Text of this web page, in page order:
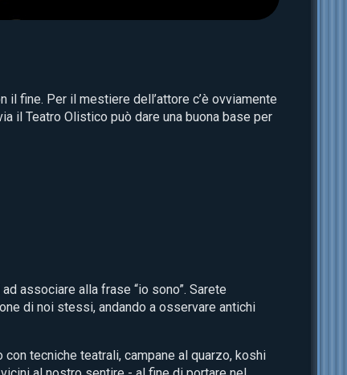
il fine. Per il mestiere dell’attore c’è ovviamente
il Teatro Olistico può dare una buona base per
associare alla frase “io sono”. Sarete
di noi stessi, andando a osservare antichi
tecniche teatrali, campane al quarzo, koshi